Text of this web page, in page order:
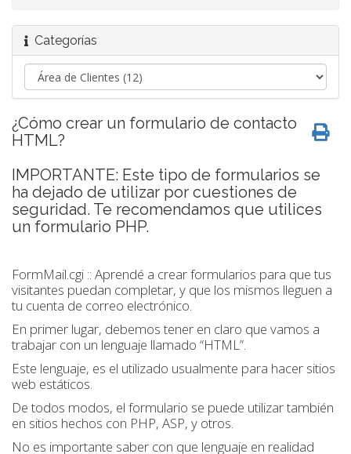
Categorías
¿Cómo crear un formulario de contacto
HTML?
IMPORTANTE: Este tipo de formularios se
ha dejado de utilizar por cuestiones de
seguridad. Te recomendamos que utilices
un formulario PHP.
FormMail.cgi :: Aprendé a crear formularios para que tus
visitantes puedan completar, y que los mismos lleguen a
tu cuenta de correo electrónico.
En primer lugar, debemos tener en claro que vamos a
trabajar con un lenguaje llamado “HTML”.
Este lenguaje, es el utilizado usualmente para hacer sitios
web estáticos.
De todos modos, el formulario se puede utilizar también
en sitios hechos con PHP, ASP, y otros.
No es importante saber con que lenguaje en realidad